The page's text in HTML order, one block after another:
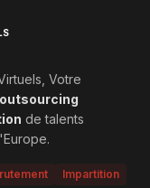
Votre
outsourcing
de talents
Impartition